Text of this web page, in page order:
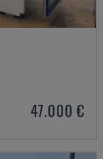
47.000 €